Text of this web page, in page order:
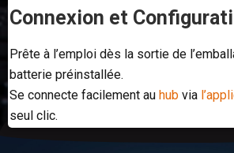
Connexion et
Prête à l’emploi dès la sortie de
batterie préinstallée.
Se connecte facilement au hub via
seul clic.